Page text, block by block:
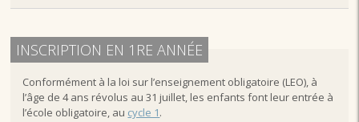
INSCRIPTION EN 1RE ANNÉE
Conformément à la loi sur l’enseignement obligatoire (LEO), à
l’âge de 4 ans révolus au 31 juillet, les enfants font leur entrée à
l’école obligatoire, au cycle 1.